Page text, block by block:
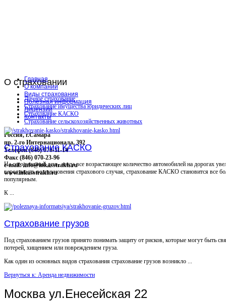
О страховании
Личное страхование
Страхование имущества юридических лиц
Страхование КАСКО
Страхование сельскохозяйственных животных
Россия, г.Самара
пр. 2-го Интернационала, 392
Телефон (846) 070-11-14
Факс (846) 070-23-96
e-mail: info@inkasstrakh.ru
www.inkasstrakh.ru
Главная
О компании
Виды страхования
Полезная информация
Лицензии
Контакты
Страхование КАСКО
На сегодняшний день, когда все возрастающее количество автомобилей на дорогах
вероятность возникновения страхового случая, страхование КАСКО становится все
популярным.
К ...
Страхование грузов
Под страхованием грузов принято понимать защиту от рисков, которые могут быть
потерей, хищением или повреждением груза.
Как один из основных видов страхования страхование грузов возникло ...
Вернуться к: Аренда недвижимости
Москва ул.Енесейская 22